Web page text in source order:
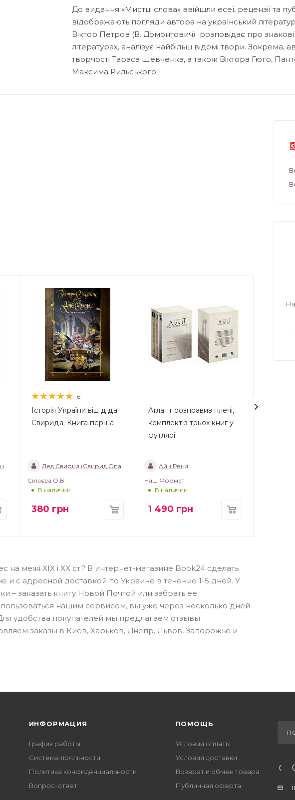
До видання «Мистці слова» ввійшли есеї, рецензії та
відображають погляди автора на український
Віктор Петров (В. Домонтович) розповідає про знакові
літературах, аналізує найбільш відомі твори. Зокрема,
творчості Тараса Шевченка, а також Віктора Гюго,
Максима Рильського.
6
Історія України від діда
Свирида. Книга перша
Дед Свирид (Свирид Опанасович)
Сілаєва О.В.
В наличии
380 грн
Атлант розправив плечі,
комплект з трьох книг у
футлярі
Айн Ренд
Наш Формат
В наличии
1 490 грн
на межі ХІХ і ХХ ст.? В интернет-магазине Book24 сделать
и с адресной доставкой по Украине в течение 1-5 дней. У
– заказать книгу Новой Почтой или забрать ее
нашим сервисом, вы уже через несколько дней
удобства покупателей мы предлагаем отзывы
заказы в Киев, Харьков, Днепр, Львов, Запорожье и
ИНФОРМАЦИЯ
График работы
Система лояльности
Политика конфиденциальности
Вопрос-ответ
ПОМОЩЬ
Условия оплаты
Условия доставки
Возврат и обмен товара
Публичная оферта